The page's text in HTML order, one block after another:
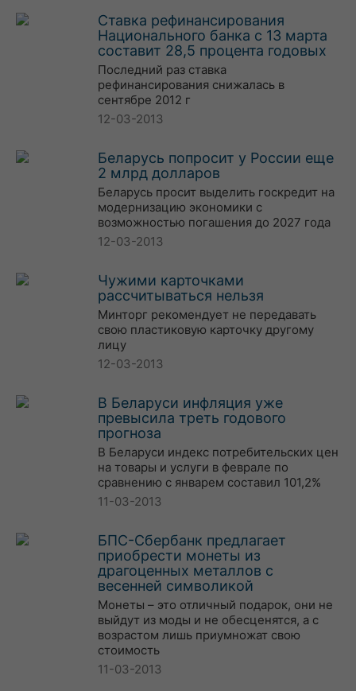
Ставка рефинансирования
Национального банка с 13 марта
составит 28,5 процента годовых
Последний раз ставка
рефинансирования снижалась в
сентябре 2012 г
12-03-2013
Беларусь попросит у России еще
2 млрд долларов
Беларусь просит выделить госкредит на
модернизацию экономики с
возможностью погашения до 2027 года
12-03-2013
Чужими карточками
рассчитываться нельзя
Минторг рекомендует не передавать
свою пластиковую карточку другому
лицу
12-03-2013
В Беларуси инфляция уже
превысила треть годового
прогноза
В Беларуси индекс потребительских цен
на товары и услуги в феврале по
сравнению с январем составил 101,2%
11-03-2013
БПС-Сбербанк предлагает
приобрести монеты из
драгоценных металлов с
весенней символикой
Монеты – это отличный подарок, они не
выйдут из моды и не обесценятся, а с
возрастом лишь приумножат свою
стоимость
11-03-2013